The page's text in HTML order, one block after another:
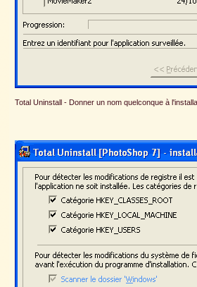
Total Uninstall - Donner un nom quelconque à